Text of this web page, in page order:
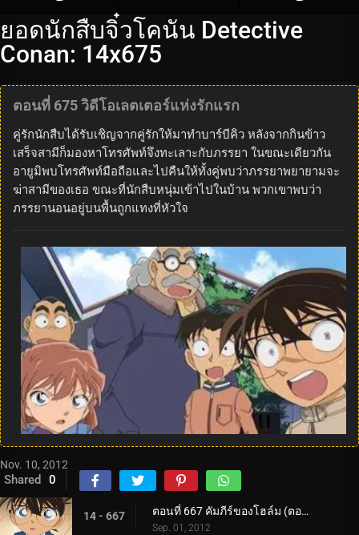
ยอดนักสืบจิ๋วโคนัน Detective
Conan: 14x675
ตอนที่ 675 วิดีโอเลตเตอร์แห่งรักแรก
คู่รักนักสืบได้รับเชิญจากคู่รักให้มาทำบาร์บีคิว หลังจากกินข้าว
เสร็จสามีก็มองหาโทรศัพท์จึงทะเลาะกับภรรยา ในขณะเดียวกัน
อายูมิพบโทรศัพท์มือถือและไปคืนให้ทั้งคู่พบว่าภรรยาพยายามจะ
ฆ่าสามีของเธอ ขณะที่นักสืบหนุ่มเข้าไปในบ้าน พวกเขาพบว่า
ภรรยานอนอยู่บนพื้นถูกแทงที่หัวใจ
Nov. 10, 2012
Shared 0
14 - 667 ตอนที่ 667 คัมภีร์ของโฮล์ม (ตอน 1)
Sep. 01, 2012